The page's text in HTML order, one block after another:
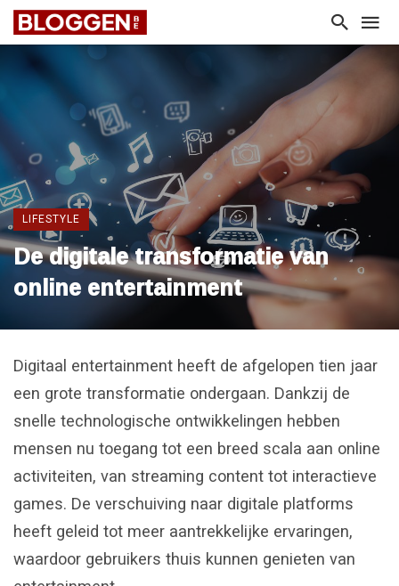
LIFESTYLE
De digitale transformatie van
online entertainment
Digitaal entertainment heeft de afgelopen tien jaar
een grote transformatie ondergaan. Dankzij de
snelle technologische ontwikkelingen hebben
mensen nu toegang tot een breed scala aan online
activiteiten, van streaming content tot interactieve
games. De verschuiving naar digitale platforms
heeft geleid tot meer aantrekkelijke ervaringen,
waardoor gebruikers thuis kunnen genieten van